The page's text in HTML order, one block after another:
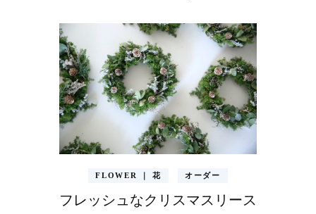
FLOWER ｜ 花 オーダー
フレッシュなクリスマスリース